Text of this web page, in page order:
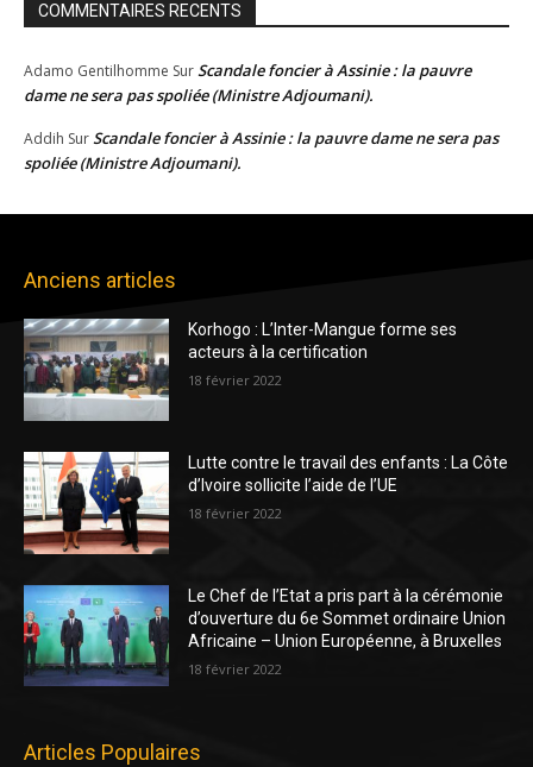
COMMENTAIRES RECENTS
Adamo Gentilhomme SurScandale foncier à Assinie : la pauvre
dame ne sera pas spoliée (Ministre Adjoumani).
Addih SurScandale foncier à Assinie : la pauvre dame ne sera pas
spoliée (Ministre Adjoumani).
Anciens articles
Korhogo : L’Inter-Mangue forme ses
acteurs à la certification
18 février 2022
Lutte contre le travail des enfants : La Côte
d’Ivoire sollicite l’aide de l’UE
18 février 2022
Le Chef de l’Etat a pris part à la cérémonie
d’ouverture du 6e Sommet ordinaire Union
Africaine – Union Européenne, à Bruxelles
18 février 2022
Articles Populaires